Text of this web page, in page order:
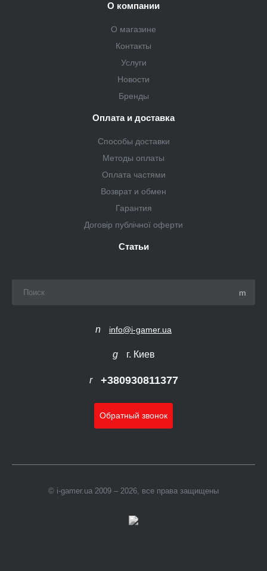
О компании
О магазине
Контакты
Услуги
Новости
Бренды
Оплата и доставка
Способы доставки
Методы оплаты
Оплата частями
Возврат и обмен
Гарантия
Договір публічної оферти
Статьи
info@i-gamer.ua
г. Киев
+380930811377
Обратный звонок
© i-gamer.ua 2009 – 2026, все права защищены